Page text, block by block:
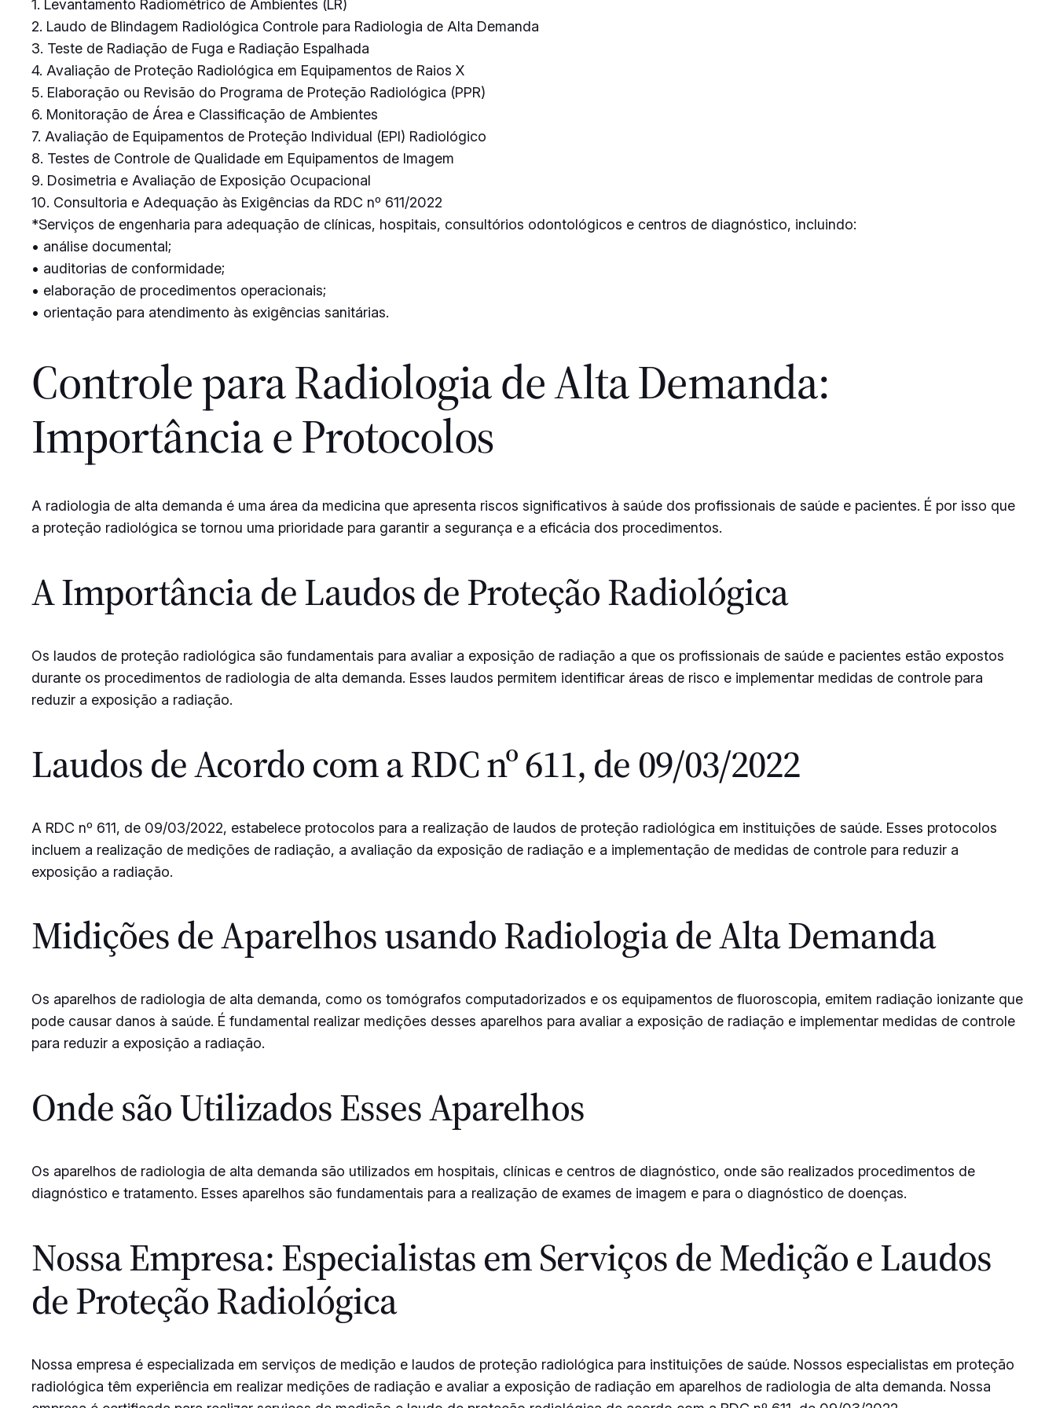
1. Levantamento Radiométrico de Ambientes (LR)
2. Laudo de Blindagem Radiológica Controle para Radiologia de Alta Demanda
3. Teste de Radiação de Fuga e Radiação Espalhada
4. Avaliação de Proteção Radiológica em Equipamentos de Raios X
5. Elaboração ou Revisão do Programa de Proteção Radiológica (PPR)
6. Monitoração de Área e Classificação de Ambientes
7. Avaliação de Equipamentos de Proteção Individual (EPI) Radiológico
8. Testes de Controle de Qualidade em Equipamentos de Imagem
9. Dosimetria e Avaliação de Exposição Ocupacional
10. Consultoria e Adequação às Exigências da RDC nº 611/2022
*Serviços de engenharia para adequação de clínicas, hospitais, consultórios odontológicos e centros de diagnóstico, incluindo:
• análise documental;
• auditorias de conformidade;
• elaboração de procedimentos operacionais;
• orientação para atendimento às exigências sanitárias.
Controle para Radiologia de Alta Demanda:
Importância e Protocolos
A radiologia de alta demanda é uma área da medicina que apresenta riscos significativos à saúde dos profissionais de saúde e pacientes. É por isso que
a proteção radiológica se tornou uma prioridade para garantir a segurança e a eficácia dos procedimentos.
A Importância de Laudos de Proteção Radiológica
Os laudos de proteção radiológica são fundamentais para avaliar a exposição de radiação a que os profissionais de saúde e pacientes estão expostos
durante os procedimentos de radiologia de alta demanda. Esses laudos permitem identificar áreas de risco e implementar medidas de controle para
reduzir a exposição a radiação.
Laudos de Acordo com a RDC nº 611, de 09/03/2022
A RDC nº 611, de 09/03/2022, estabelece protocolos para a realização de laudos de proteção radiológica em instituições de saúde. Esses protocolos
incluem a realização de medições de radiação, a avaliação da exposição de radiação e a implementação de medidas de controle para reduzir a
exposição a radiação.
Midições de Aparelhos usando Radiologia de Alta Demanda
Os aparelhos de radiologia de alta demanda, como os tomógrafos computadorizados e os equipamentos de fluoroscopia, emitem radiação ionizante que
pode causar danos à saúde. É fundamental realizar medições desses aparelhos para avaliar a exposição de radiação e implementar medidas de controle
para reduzir a exposição a radiação.
Onde são Utilizados Esses Aparelhos
Os aparelhos de radiologia de alta demanda são utilizados em hospitais, clínicas e centros de diagnóstico, onde são realizados procedimentos de
diagnóstico e tratamento. Esses aparelhos são fundamentais para a realização de exames de imagem e para o diagnóstico de doenças.
Nossa Empresa: Especialistas em Serviços de Medição e Laudos
de Proteção Radiológica
Nossa empresa é especializada em serviços de medição e laudos de proteção radiológica para instituições de saúde. Nossos especialistas em proteção
radiológica têm experiência em realizar medições de radiação e avaliar a exposição de radiação em aparelhos de radiologia de alta demanda. Nossa